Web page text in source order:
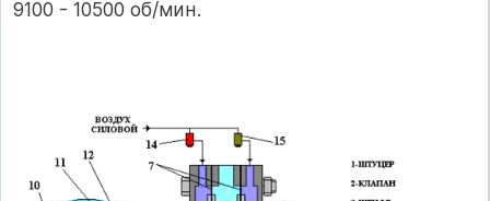
9100 - 10500 об/мин.